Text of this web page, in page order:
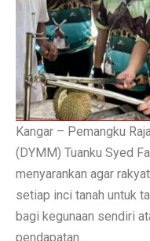
Kangar – Pemangku
(DYMM) Tuanku Syed
menyarankan agar
setiap inci tanah untuk
bagi kegunaan sendiri
pendapatan.